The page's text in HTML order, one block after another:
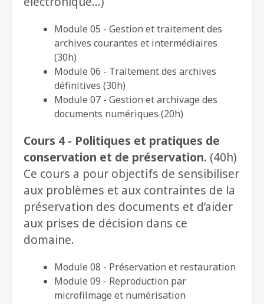
Module 05 - Gestion et traitement des
archives courantes et intermédiaires
(30h)
Module 06 - Traitement des archives
définitives (30h)
Module 07 - Gestion et archivage des
documents numériques (20h)
Cours 4 - Politiques et pratiques de
conservation et de préservation. (40h)
Ce cours a pour objectifs de sensibiliser
aux problèmes et aux contraintes de la
préservation des documents et d’aider
aux prises de décision dans ce
domaine.
Module 08 - Préservation et restauration
Module 09 - Reproduction par
microfilmage et numérisation